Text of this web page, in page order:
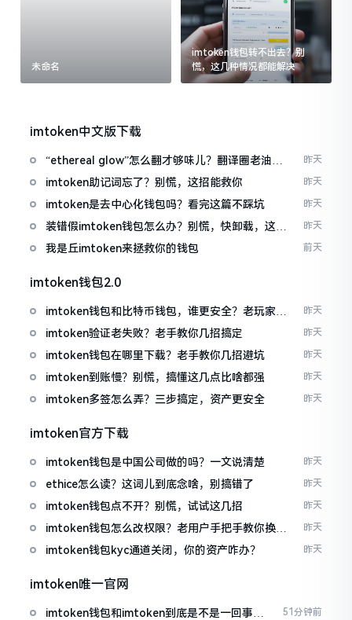
未命名
imtoken钱包转不出去？别
慌，这几种情况都能解决
imtoken中文版下载
“ethereal glow”怎么翻才够味儿？翻译圈老油条
的私房话
昨天
imtoken助记词忘了？别慌，这招能救你 昨天
imtoken是去中心化钱包吗？看完这篇不踩坑 昨天
装错假imtoken钱包怎么办？别慌，快卸载，这几
招能救急
昨天
我是丘imtoken来拯救你的钱包 前天
imtoken钱包2.0
imtoken钱包和比特币钱包，谁更安全？老玩家来
聊聊
昨天
imtoken验证老失败？老手教你几招搞定 昨天
imtoken钱包在哪里下载？老手教你几招避坑 昨天
imtoken到账慢？别慌，搞懂这几点比啥都强 昨天
imtoken多签怎么弄？三步搞定，资产更安全 昨天
imtoken官方下载
imtoken钱包是中国公司做的吗？一文说清楚 昨天
ethice怎么读？这词儿到底念啥，别搞错了 昨天
imtoken钱包点不开？别慌，试试这几招 昨天
imtoken钱包怎么改权限？老用户手把手教你换主
人
昨天
imtoken钱包kyc通道关闭，你的资产咋办？ 昨天
imtoken唯一官网
imtoken钱包和imtoken到底是不是一回事？
51分钟前